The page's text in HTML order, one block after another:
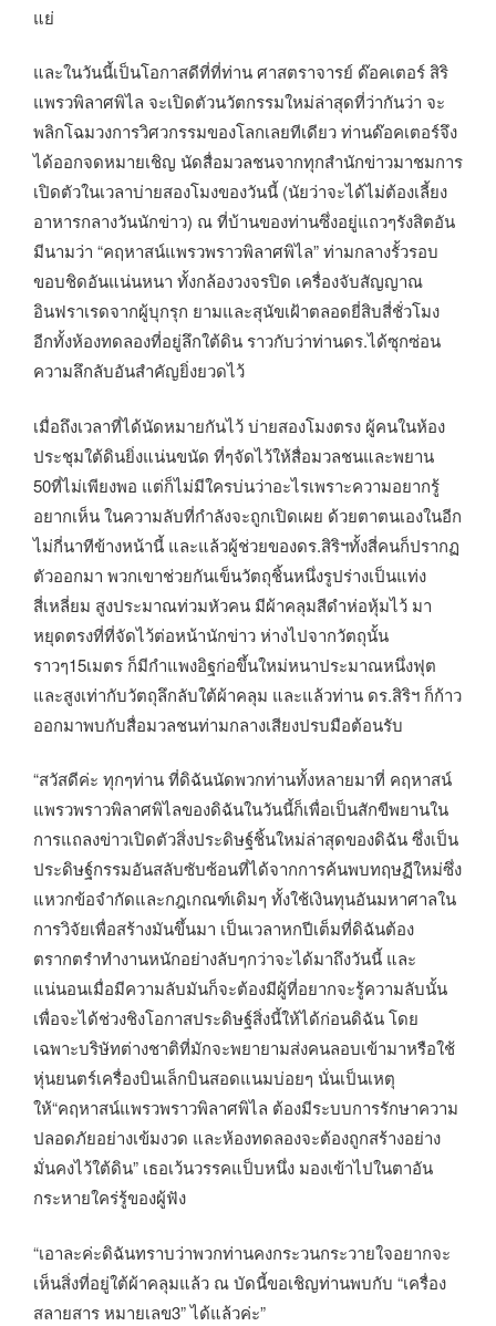
แย่
และในวันนี้เป็นโอกาสดีที่ที่ท่าน ศาสตราจารย์ ด๊อคเตอร์ สิริ
แพรวพิลาศพิไล จะเปิดตัวนวัตกรรมใหม่ล่าสุดที่ว่ากันว่า จะ
พลิกโฉมวงการวิศวกรรมของโลกเลยทีเดียว ท่านด๊อคเตอร์จึง
ได้ออกจดหมายเชิญ นัดสื่อมวลชนจากทุกสำนักข่าวมาชมการ
เปิดตัวในเวลาบ่ายสองโมงของวันนี้ (นัยว่าจะได้ไม่ต้องเลี้ยง
อาหารกลางวันนักข่าว) ณ ที่บ้านของท่านซึ่งอยู่แถวๆรังสิตอัน
มีนามว่า “คฤหาสน์แพรวพราวพิลาศพิไล” ท่ามกลางรั้วรอบ
ขอบชิดอันแน่นหนา ทั้งกล้องวงจรปิด เครื่องจับสัญญาณ
อินฟราเรดจากผู้บุกรุก ยามและสุนัขเฝ้าตลอดยี่สิบสี่ชั่วโมง
อีกทั้งห้องทดลองที่อยู่ลึกใต้ดิน ราวกับว่าท่านดร.ได้ซุกซ่อน
ความลึกลับอันสำคัญยิ่งยวดไว้
เมื่อถึงเวลาที่ได้นัดหมายกันไว้ บ่ายสองโมงตรง ผู้คนในห้อง
ประชุมใต้ดินยิ่งแน่นขนัด ที่ๆจัดไว้ให้สื่อมวลชนและพยาน
50ที่ไม่เพียงพอ แต่ก็ไม่มีใครบ่นว่าอะไรเพราะความอยากรู้
อยากเห็น ในความลับที่กำลังจะถูกเปิดเผย ด้วยตาตนเองในอีก
ไม่กี่นาทีข้างหน้านี้ และแล้วผู้ช่วยของดร.สิริฯทั้งสี่คนก็ปรากฏ
ตัวออกมา พวกเขาช่วยกันเข็นวัตถุชิ้นหนึ่งรูปร่างเป็นแท่ง
สี่เหลี่ยม สูงประมาณท่วมหัวคน มีผ้าคลุมสีดำห่อหุ้มไว้ มา
หยุดตรงที่ที่จัดไว้ต่อหน้านักข่าว ห่างไปจากวัตถุนั้น
ราวๆ15เมตร ก็มีกำแพงอิฐก่อขึ้นใหม่หนาประมาณหนึ่งฟุต
และสูงเท่ากับวัตถุลึกลับใต้ผ้าคลุม และแล้วท่าน ดร.สิริฯ ก็ก้าว
ออกมาพบกับสื่อมวลชนท่ามกลางเสียงปรบมือต้อนรับ
“สวัสดีค่ะ ทุกๆท่าน ที่ดิฉันนัดพวกท่านทั้งหลายมาที่ คฤหาสน์
แพรวพราวพิลาศพิไลของดิฉันในวันนี้ก็เพื่อเป็นสักขีพยานใน
การแถลงข่าวเปิดตัวสิ่งประดิษฐ์ชิ้นใหม่ล่าสุดของดิฉัน ซึ่งเป็น
ประดิษฐ์กรรมอันสลับซับซ้อนที่ได้จากการค้นพบทฤษฏีใหม่ซึ่ง
แหวกข้อจำกัดและกฎเกณฑ์เดิมๆ ทั้งใช้เงินทุนอันมหาศาลใน
การวิจัยเพื่อสร้างมันขึ้นมา เป็นเวลาหกปีเต็มที่ดิฉันต้อง
ตรากตรำทำงานหนักอย่างลับๆกว่าจะได้มาถึงวันนี้ และ
แน่นอนเมื่อมีความลับมันก็จะต้องมีผู้ที่อยากจะรู้ความลับนั้น
เพื่อจะได้ช่วงชิงโอกาสประดิษฐ์สิ่งนี้ให้ได้ก่อนดิฉัน โดย
เฉพาะบริษัทต่างชาติที่มักจะพยายามส่งคนลอบเข้ามาหรือใช้
หุ่นยนตร์เครื่องบินเล็กบินสอดแนมบ่อยๆ นั่นเป็นเหตุ
ให้“คฤหาสน์แพรวพราวพิลาศพิไล ต้องมีระบบการรักษาความ
ปลอดภัยอย่างเข้มงวด และห้องทดลองจะต้องถูกสร้างอย่าง
มั่นคงไว้ใต้ดิน” เธอเว้นวรรคแป็บหนึ่ง มองเข้าไปในตาอัน
กระหายใคร่รู้ของผู้ฟัง
“เอาละค่ะดิฉันทราบว่าพวกท่านคงกระวนกระวายใจอยากจะ
เห็นสิ่งที่อยู่ใต้ผ้าคลุมแล้ว ณ บัดนี้ขอเชิญท่านพบกับ “เครื่อง
สลายสาร หมายเลข3” ได้แล้วค่ะ”